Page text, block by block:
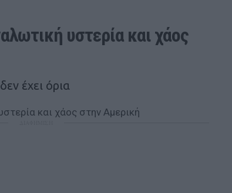
υστερία και χάος
έχει όρια